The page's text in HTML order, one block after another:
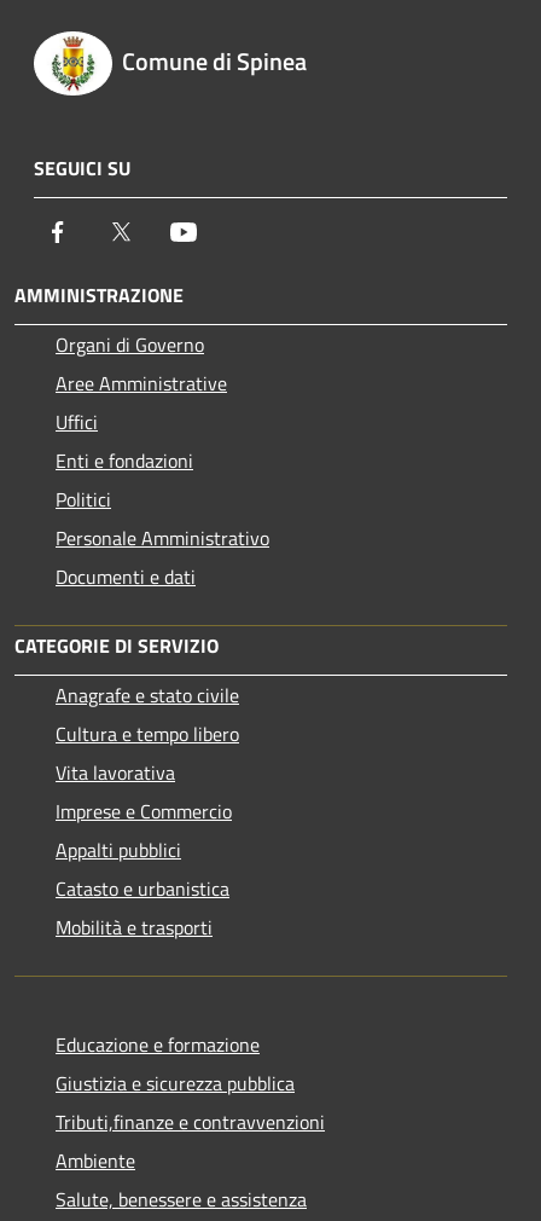
Comune di Spinea
SEGUICI SU
Facebook Twitter
AMMINISTRAZIONE
Organi di Governo
Aree Amministrative
Uffici
Enti e fondazioni
Politici
Personale Amministrativo
Documenti e dati
CATEGORIE DI SERVIZIO
Anagrafe e stato civile
Cultura e tempo libero
Vita lavorativa
Imprese e Commercio
Appalti pubblici
Catasto e urbanistica
Mobilità e trasporti
Educazione e formazione
Giustizia e sicurezza pubblica
Tributi,finanze e contravvenzioni
Ambiente
Salute, benessere e assistenza